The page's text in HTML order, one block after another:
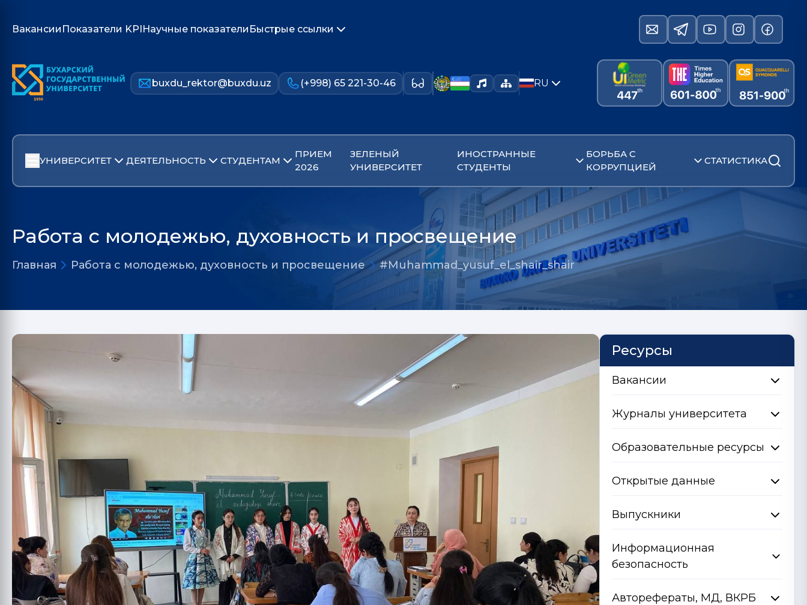
Вакансии Показатели KPIНаучные показатели Быстрые ссылки
buxdu_rektor@buxdu.uz (+998) 65 221-30-46 RU
УНИВЕРСИТЕТ ДЕЯТЕЛЬНОСТЬ СТУДЕНТАМ
ПРИЕМ
2026
ЗЕЛЕНЫЙ
УНИВЕРСИТЕТ
ИНОСТРАННЫЕ
СТУДЕНТЫ
БОРЬБА С
КОРРУПЦИЕЙ
СТАТИСТИКА
Работа с молодежью, духовность и просвещение
Главная Работа с молодежью, духовность и просвещение #Muhammad_yusuf_el_shair_shair
Ресурсы
Вакансии
Журналы университета
Образовательные ресурсы
Открытые данные
Выпускники
Информационная
безопасность
Авторефераты, МД, ВКРБ